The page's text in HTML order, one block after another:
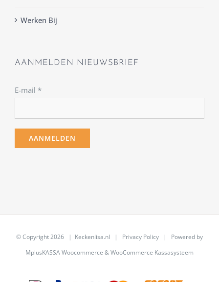
Werken Bij
AANMELDEN NIEUWSBRIEF
E-mail *
© Copyright2026 | Keckenlisa.nl | Privacy Policy | Powered by
MplusKASSA Woocommerce &WooCommerce Kassasysteem